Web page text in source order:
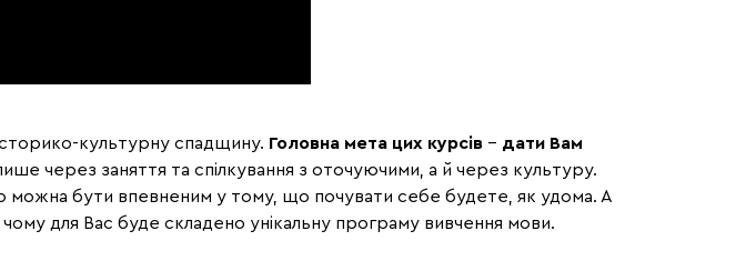
культурну спадщину. Головна мета цих курсів – дати Вам
лише через заняття та спілкування з оточуючими, а й через культуру.
можна бути впевненим у тому, що почувати себе будете, як удома. А
для Вас буде складено унікальну програму вивчення мови.